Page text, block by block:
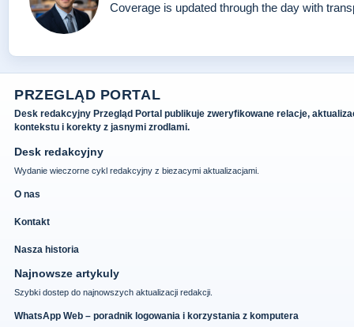
Coverage is updated through the day with
PRZEGLĄD PORTAL
Desk redakcyjny Przegląd Portal publikuje zweryfikowane relacje,
kontekstu i korekty z jasnymi zrodlami.
Desk redakcyjny
Wydanie wieczorne cykl redakcyjny z biezacymi aktualizacjami.
O nas
Kontakt
Nasza historia
Najnowsze artykuly
Szybki dostep do najnowszych aktualizacji redakcji.
WhatsApp Web – poradnik logowania i korzystania z komputera